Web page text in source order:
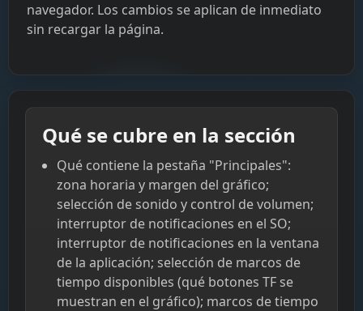
navegador. Los cambios se aplican de inmediato
sin recargar la página.
Qué se cubre en la sección
Qué contiene la pestaña "Principales":
zona horaria y margen del gráfico;
selección de sonido y control de volumen;
interruptor de notificaciones en el SO;
interruptor de notificaciones en la ventana
de la aplicación; selección de marcos de
tiempo disponibles (qué botones TF se
muestran en el gráfico); marcos de tiempo